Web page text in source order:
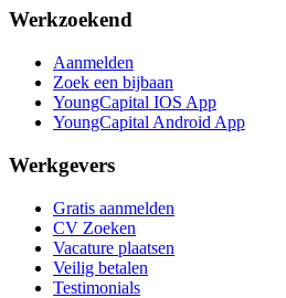
Werkzoekend
Aanmelden
Zoek een bijbaan
YoungCapital IOS App
YoungCapital Android App
Werkgevers
Gratis aanmelden
CV Zoeken
Vacature plaatsen
Veilig betalen
Testimonials